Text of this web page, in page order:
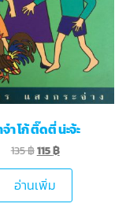
า โก้ ติ๊ดตี่ น่ะจ้ะ
135฿115฿
อ่านเพิ่ม